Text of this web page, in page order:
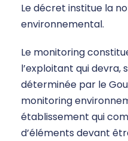
Le décret institue la
environnemental.
Le monitoring
l’exploitant qui devra,
déterminée par le
monitoring
établissement qui
d’éléments devant